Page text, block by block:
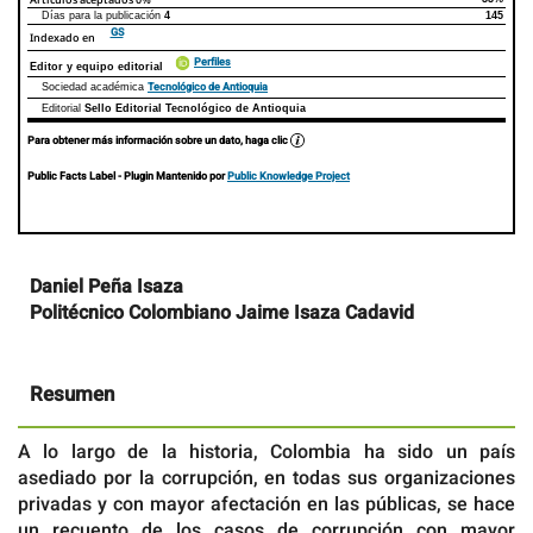
Días para la publicación 4 145
Indexado en GS
Editor y equipo editorial Perfiles
Sociedad académica Tecnológico de Antioquia
Editorial Sello Editorial Tecnológico de Antioquia
Para obtener más información sobre un dato, haga clic
Public Facts Label- Plugin Mantenido porPublic Knowledge Project
Contenido
principal
del
Daniel Peña Isaza
Politécnico Colombiano Jaime Isaza Cadavid
Resumen
A lo largo de la historia, Colombia ha sido un país
asediado por la corrupción, en todas sus organizaciones
privadas y con mayor afectación en las públicas, se hace